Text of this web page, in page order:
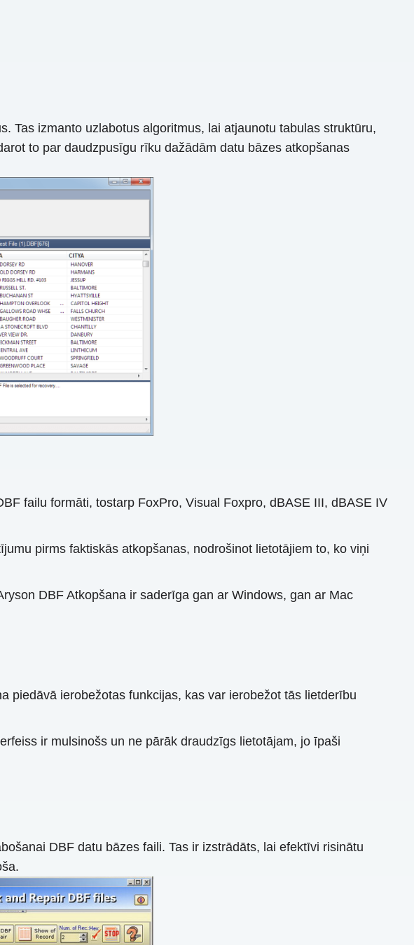
Tas izmanto uzlabotus algoritmus, lai atjaunotu tabulas struktūru,
to par daudzpusīgu rīku dažādām datu bāzes atkopšanas
failu formāti, tostarp FoxPro, Visual Foxpro, dBASE III, dBASE IV
pirms faktiskās atkopšanas, nodrošinot lietotājiem to, ko viņi
DBF Atkopšana ir saderīga gan ar Windows, gan ar Mac
piedāvā ierobežotas funkcijas, kas var ierobežot tās lietderību
ir mulsinošs un ne pārāk draudzīgs lietotājam, jo ​​īpaši
DBF datu bāzes faili. Tas ir izstrādāts, lai efektīvi risinātu